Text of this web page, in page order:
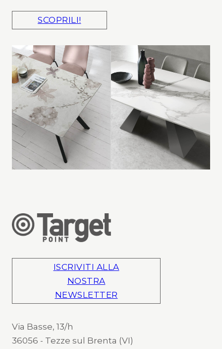
SCOPRILI!
ISCRIVITI ALLA
NOSTRA
NEWSLETTER
Via Basse, 13/h
36056 - Tezze sul Brenta (VI)